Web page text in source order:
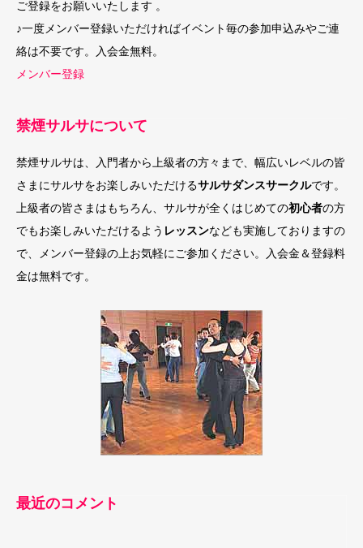
ご登録をお願いいたします 。
♪一度メンバー登録いただければイベント毎の参加申込みやご連
絡は不要です。入会金無料。
メンバー登録
禁煙サルサについて
禁煙サルサは、入門者から上級者の方々まで、幅広いレベルの皆
さまにサルサをお楽しみいただけるサルサダンスサークルです。
上級者の皆さまはもちろん、サルサが全くはじめての初心者の方
でもお楽しみいただけるよう レッスンなども実施しておりますの
で、メンバー登録の上お気軽にご参加ください。入会金＆登録料
金は無料です。
最近のコメント